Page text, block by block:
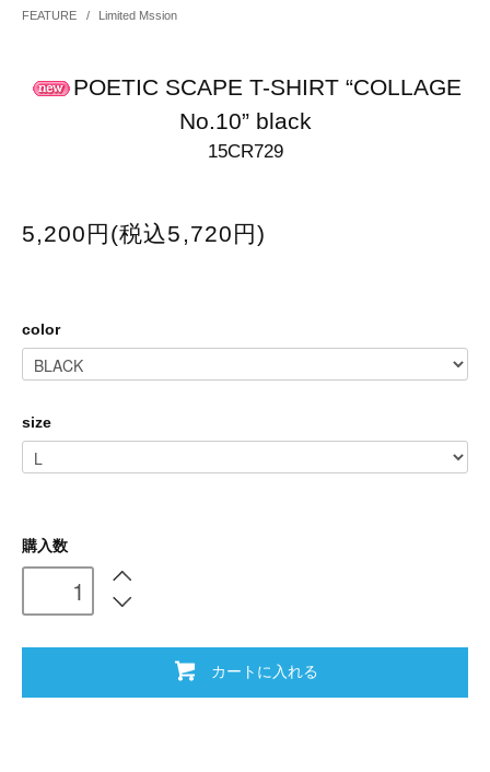
FEATURE / Limited Mssion
POETIC SCAPE T-SHIRT “COLLAGE
No.10” black
15CR729
5,200円(税込5,720円)
color
size
購入数
カートに入れる